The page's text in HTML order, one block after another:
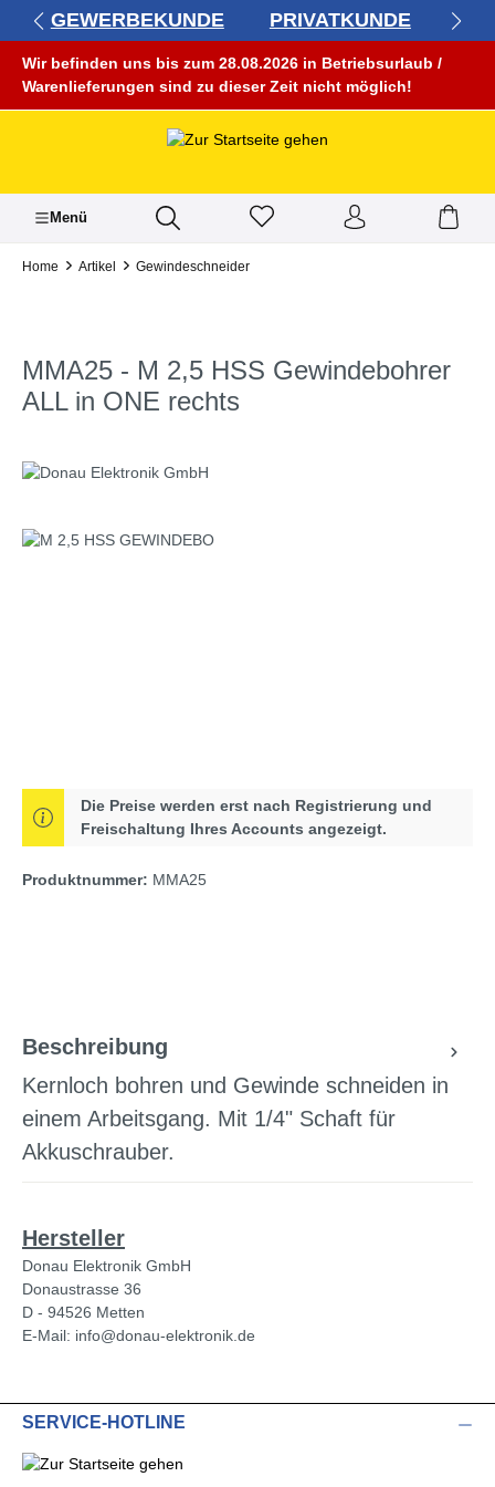
springen
GEWERBEKUNDE PRIVATKUNDE
Wir befinden uns bis zum 28.08.2026 in Betriebsurlaub /
Warenlieferungen sind zu dieser Zeit nicht möglich!
Menü
Home Artikel Gewindeschneider
MMA25 - M 2,5 HSS Gewindebohrer
ALL in ONE rechts
Bildergalerie überspringen
Die Preise werden erst nach Registrierung und
Freischaltung Ihres Accounts angezeigt.
Produktnummer: MMA25
Beschreibung
Kernloch bohren und Gewinde schneiden in
einem Arbeitsgang. Mit 1/4" Schaft für
Akkuschrauber.
Hersteller
Donau Elektronik GmbH
Donaustrasse 36
D - 94526 Metten
E-Mail: info@donau-elektronik.de
SERVICE-HOTLINE